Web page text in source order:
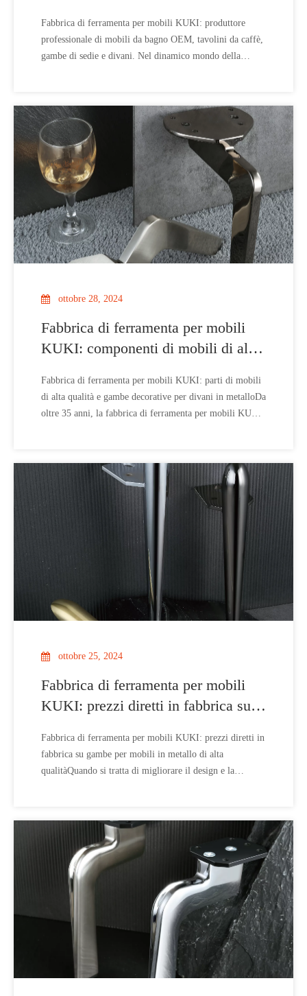
caffè, gambe di sedie e divani
Fabbrica di ferramenta per mobili KUKI: produttore
professionale di mobili da bagno OEM, tavolini da caffè,
gambe di sedie e divani. Nel dinamico mondo della
l'aspetto estetico del prodotto finale. KUKI
ottobre 28, 2024
Fabbrica di ferramenta per mobili
KUKI: componenti di mobili di alta
divani in metallo
Fabbrica di ferramenta per mobili KUKI: parti di mobili
di alta qualità e gambe decorative per divani in metalloDa
oltre 35 anni, la fabbrica di ferramenta per mobili KUKI
parti di mobili di alta qualità e d
ottobre 25, 2024
Fabbrica di ferramenta per mobili
KUKI: prezzi diretti in fabbrica su
qualità
Fabbrica di ferramenta per mobili KUKI: prezzi diretti in
fabbrica su gambe per mobili in metallo di alta
qualitàQuando si tratta di migliorare il design e la
ferramenta per mobili con oltre 35 anni di esperienza,